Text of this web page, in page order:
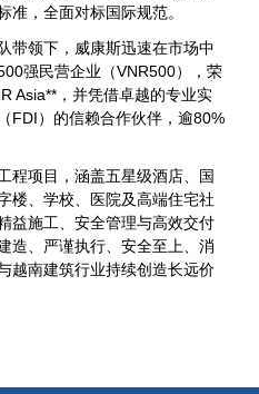
准，全面对标国际规范。
带领下，威康斯迅速在市场中
强民营企业（VNR500），荣
Asia**，并凭借卓越的专业实
FDI）的信赖合作伙伴，逾80%
程项目，涵盖五星级酒店、国
楼、学校、医院及高端住宅社
益施工、安全管理与高效交付
、严谨执行、安全至上、消
南建筑行业持续创造长远价